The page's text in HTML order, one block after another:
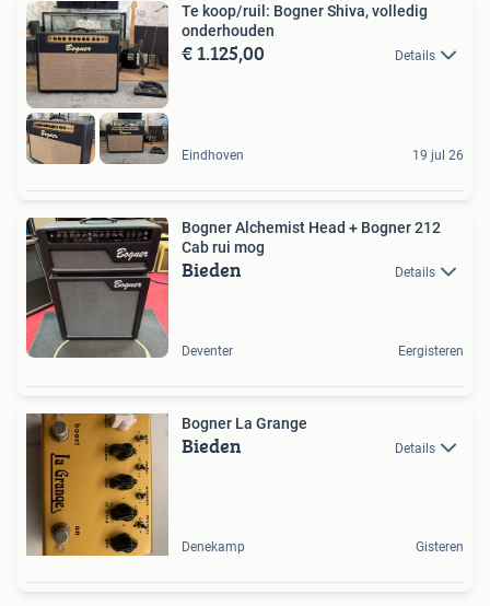
Te koop/ruil: Bogner Shiva, volledig
onderhouden
€ 1.125,00 Details
Eindhoven 19 jul 26
Bogner Alchemist Head + Bogner 212
Cab rui mog
Bieden Details
Deventer Eergisteren
Bogner La Grange
Bieden Details
Denekamp Gisteren